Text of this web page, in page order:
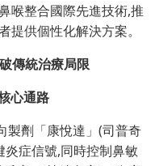
整合國際先進技術,推
提供個性化解決方案。
傳統治療局限
心通路
劑「康悅達」(司普奇
症信號,同時控制鼻敏